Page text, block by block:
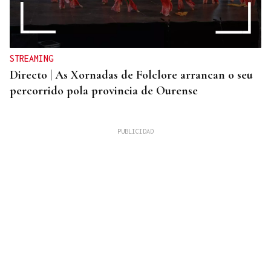
STREAMING
Directo | As Xornadas de Folclore arrancan o seu
percorrido pola provincia de Ourense